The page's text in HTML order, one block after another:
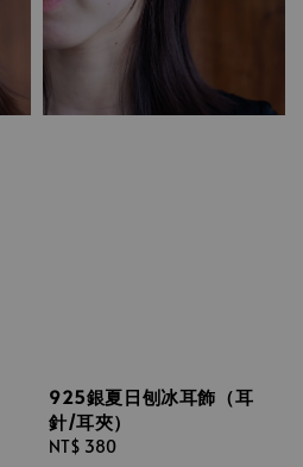
925銀夏日刨冰耳飾（耳
針/耳夾）
Regular
NT$ 380